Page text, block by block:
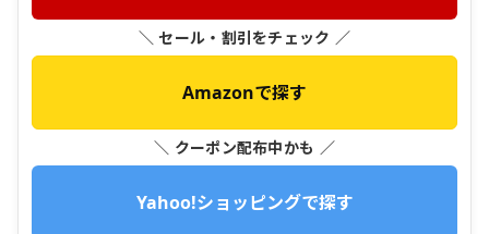
＼ セール・割引をチェック ／
Amazonで探す
＼ クーポン配布中かも ／
Yahoo!ショッピングで探す